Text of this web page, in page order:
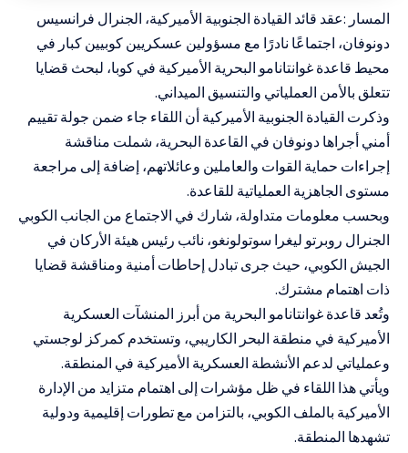
المسار :عقد قائد القيادة الجنوبية الأميركية، الجنرال فرانسيس
دونوفان، اجتماعًا نادرًا مع مسؤولين عسكريين كوبيين كبار في
محيط قاعدة غوانتانامو البحرية الأميركية في كوبا، لبحث قضايا
تتعلق بالأمن العملياتي والتنسيق الميداني.
وذكرت القيادة الجنوبية الأميركية أن اللقاء جاء ضمن جولة تقييم
أمني أجراها دونوفان في القاعدة البحرية، شملت مناقشة
إجراءات حماية القوات والعاملين وعائلاتهم، إضافة إلى مراجعة
مستوى الجاهزية العملياتية للقاعدة.
وبحسب معلومات متداولة، شارك في الاجتماع من الجانب الكوبي
الجنرال روبرتو ليغرا سوتولونغو، نائب رئيس هيئة الأركان في
الجيش الكوبي، حيث جرى تبادل إحاطات أمنية ومناقشة قضايا
ذات اهتمام مشترك.
وتُعد قاعدة غوانتانامو البحرية من أبرز المنشآت العسكرية
الأميركية في منطقة البحر الكاريبي، وتستخدم كمركز لوجستي
وعملياتي لدعم الأنشطة العسكرية الأميركية في المنطقة.
ويأتي هذا اللقاء في ظل مؤشرات إلى اهتمام متزايد من الإدارة
الأميركية بالملف الكوبي، بالتزامن مع تطورات إقليمية ودولية
تشهدها المنطقة.